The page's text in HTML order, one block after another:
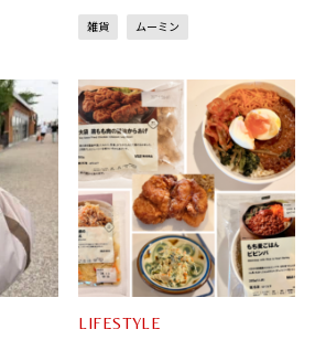
雑貨 ムーミン
LIFESTYLE